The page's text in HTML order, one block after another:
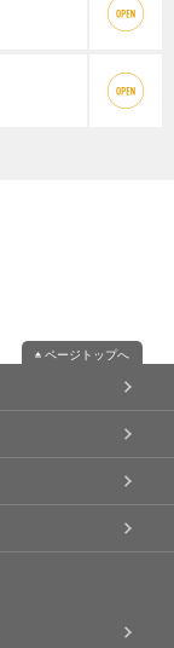
ページトップへ